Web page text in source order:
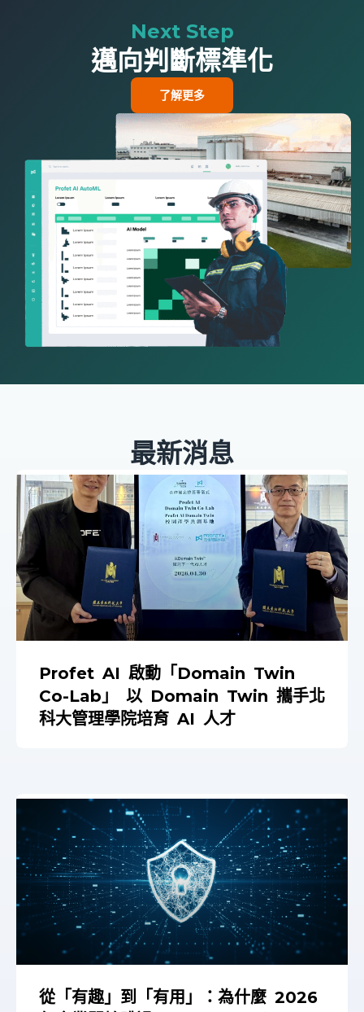
Next Step
邁向判斷標準化
了解更多
最新消息
Profet AI 啟動「Domain Twin
Co-Lab」 以 Domain Twin 攜手北
科大管理學院培育 AI 人才
從「有趣」到「有用」：為什麼 2026